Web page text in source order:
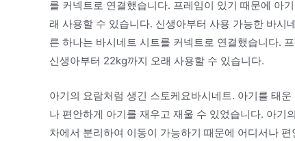
를 커넥트로 연결했습니다. 프레임이 있기 때문에 아
래 사용할 수 있습니다. 신생아부터 사용 가능한 바시
른 하나는 바시네트 시트를 커넥트로 연결했습니다.
신생아부터 22kg까지 오래 사용할 수 있습니다.
아기의 요람처럼 생긴 스토케요바시네트. 아기를 태
나 편안하게 아기를 재우고 재울 수 있었습니다. 아기
차에서 분리하여 이동이 가능하기 때문에 어디서나